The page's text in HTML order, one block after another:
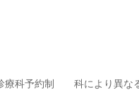
療科予約制 科により異